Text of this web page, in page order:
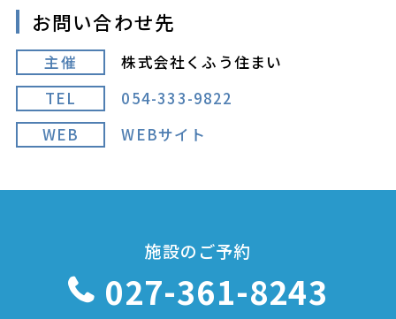
お問い合わせ先
主催
株式会社くふう住まい
TEL
054-333-9822
WEB
WEBサイト
施設のご予約
027-361-8243